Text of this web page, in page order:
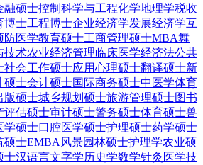
融硕士控制科学与工程化学地理学税收
博士工程博士企业经济学发展经济学互
防医学教育硕士工商管理硕士MBA舞
技术农业经济管理临床医学经济法公共
社会工作硕士应用心理硕士翻译硕士新
硕士会计硕士国际商务硕士中医学体育
版硕士城乡规划硕士旅游管理硕士图书
评估硕士审计硕士警务硕士体育硕士兽
学硕士口腔医学硕士护理硕士药学硕士
硕士EMBA 风景园林硕士护理学农业硕
士汉语言文字学历史学数学针灸 医学技